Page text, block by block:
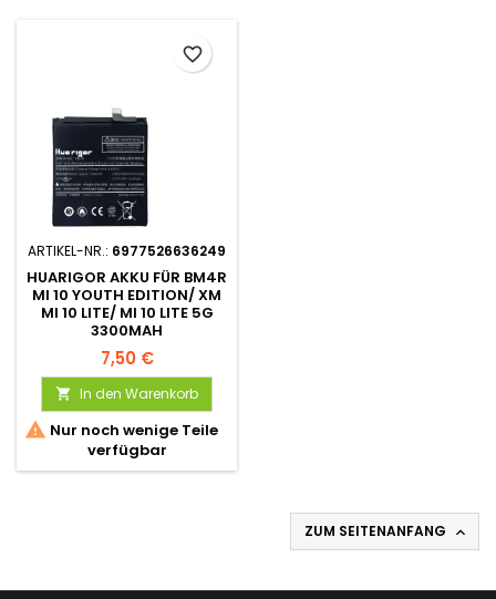
ARTIKEL-NR.: 6977526636249
HUARIGOR AKKU FÜR BM4R
MI 10 YOUTH EDITION/ XM
MI 10 LITE/ MI 10 LITE 5G
3300MAH
7,50 €
 In den Warenkorb
 Nur noch wenige Teile
verfügbar
favorite_border
ZUM SEITENANFANG 